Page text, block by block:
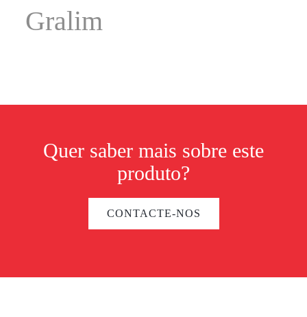
Gralim
Quer saber mais sobre este
produto?
CONTACTE-NOS